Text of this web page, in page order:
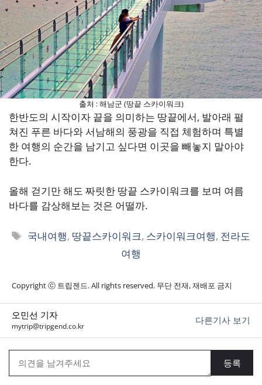
출처 : 해남군 (땅끝 스카이워크)
한반도의 시작이자 끝을 의미하는 땅끝에서, 발아래 펼
쳐진 푸른 바다와 서남해의 풍광을 직접 체험하며 특별
한 여행의 순간을 남기고 싶다면 이곳을 빼놓지 말아야
한다.
올해 걷기만 해도 짜릿한 땅끝 스카이워크를 보며 여름
바다를 감상해보는 것은 어떨까.
태
국내여행, 땅끝스카이워크, 스카이워크여행, 전라도
여행
Copyright ⓒ 트립젠드. All rights reserved. 무단 전재, 재배포 금지
오민선 기자
mytrip@tripgend.co.kr
다른기사 보기